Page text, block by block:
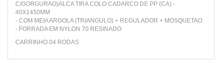
C/GORGURAO)ALCA TIRA COLO CADARCO DE PP (CA) -
40X1450MM
- COM MEIA ARGOLA (TRIANGULO) + REGULADOR + MOSQUETAO
- FORRADA EM NYLON 70 RESINADO
CARRINHO 04 RODAS